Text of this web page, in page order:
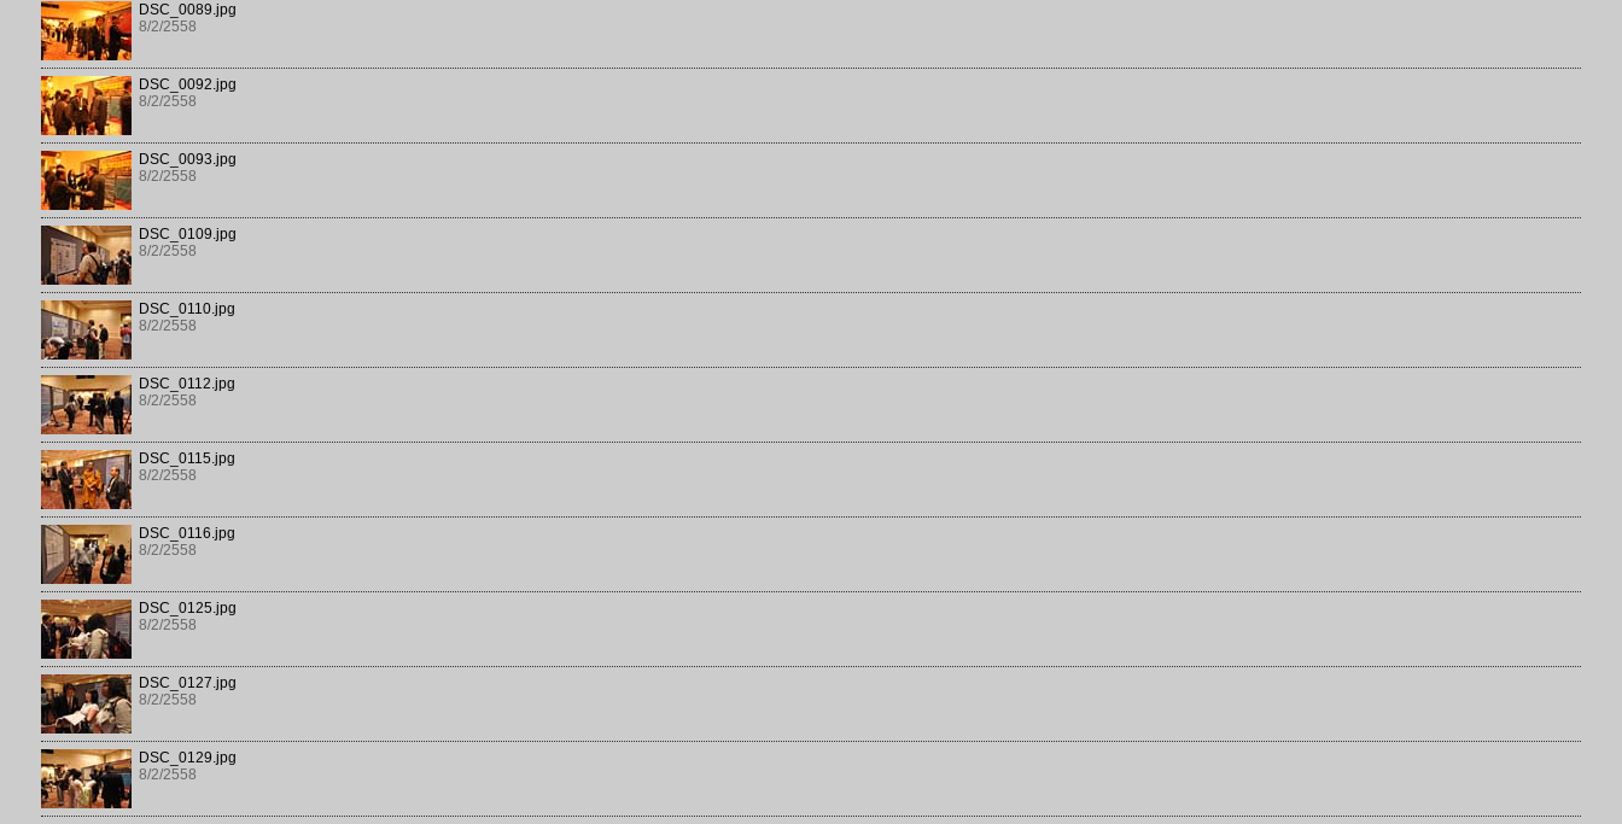
DSC_0089.jpg
8/2/2558
DSC_0092.jpg
8/2/2558
DSC_0093.jpg
8/2/2558
DSC_0109.jpg
8/2/2558
DSC_0110.jpg
8/2/2558
DSC_0112.jpg
8/2/2558
DSC_0115.jpg
8/2/2558
DSC_0116.jpg
8/2/2558
DSC_0125.jpg
8/2/2558
DSC_0127.jpg
8/2/2558
DSC_0129.jpg
8/2/2558